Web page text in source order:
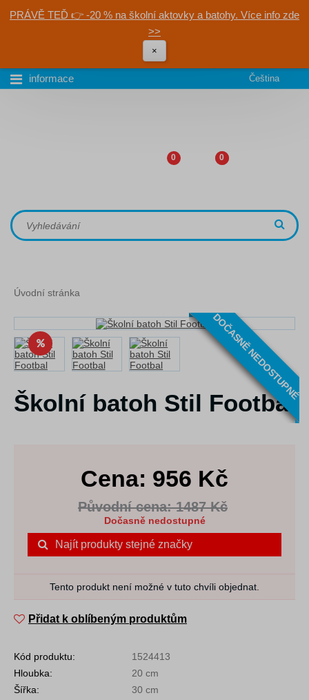
PRÁVĚ TEĎ 👉 -20 % na školní aktovky a batohy. Více info zde
>>
×
informace Čeština
0 0
Úvodní stránka
DOČASNĚ NEDOSTUPNÉ
Školní batoh Stil Footbal
Cena: 956 Kč
Původní cena: 1487 Kč
Dočasně nedostupné
Najít produkty stejné značky
Tento produkt není možné v tuto chvíli objednat.
Přidat k oblíbeným produktům
Kód produktu:
1524413
Hloubka:
20 cm
Šířka:
30 cm